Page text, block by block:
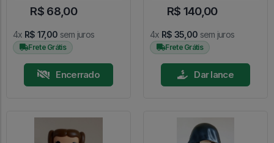
R$ 68,00
4x R$ 17,00 sem juros
Frete Grátis
Encerrado
R$ 140,00
4x R$ 35,00 sem juros
Frete Grátis
Dar lance